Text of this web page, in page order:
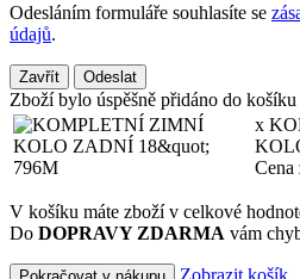
Odesláním formuláře souhlasíte se
údajů.
Zavřít Odeslat
Zboží bylo úspěšně přidáno do košíku
x
Cena
V košíku máte zboží v celkové
Do DOPRAVY ZDARMA vám
Zobrazit košík